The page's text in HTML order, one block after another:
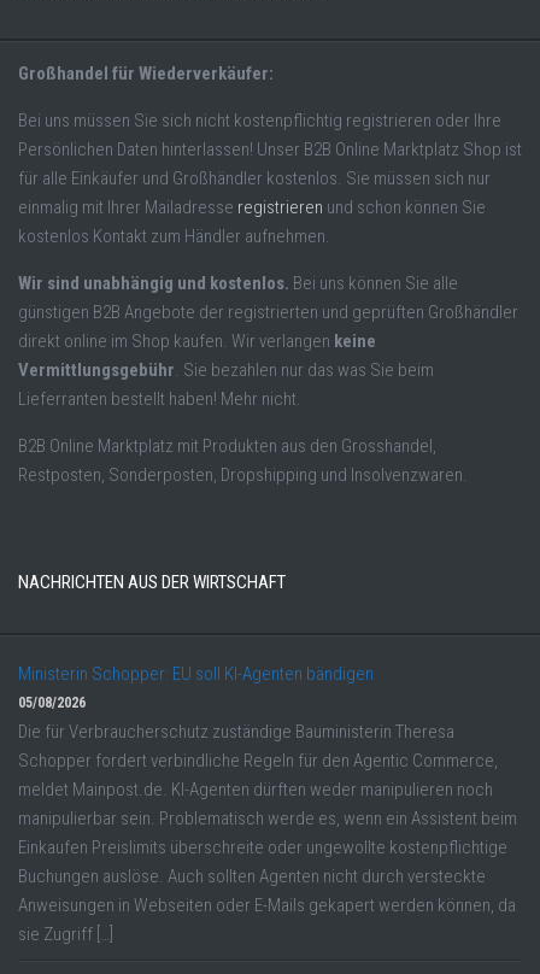
Großhandel für Wiederverkäufer:
Bei uns müssen Sie sich nicht kostenpflichtig registrieren oder Ihre
Persönlichen Daten hinterlassen! Unser B2B Online Marktplatz Shop ist
für alle Einkäufer und Großhändler kostenlos. Sie müssen sich nur
einmalig mit Ihrer Mailadresse registrieren und schon können Sie
kostenlos Kontakt zum Händler aufnehmen.
Wir sind unabhängig und kostenlos. Bei uns können Sie alle
günstigen B2B Angebote der registrierten und geprüften Großhändler
direkt online im Shop kaufen. Wir verlangen keine
Vermittlungsgebühr. Sie bezahlen nur das was Sie beim
Lieferranten bestellt haben! Mehr nicht.
B2B Online Marktplatz mit Produkten aus den Grosshandel,
Restposten, Sonderposten, Dropshipping und Insolvenzwaren.
NACHRICHTEN AUS DER WIRTSCHAFT
Ministerin Schopper: EU soll KI-Agenten bändigen
05/08/2026
Die für Verbraucherschutz zuständige Bauministerin Theresa
Schopper fordert verbindliche Regeln für den Agentic Commerce,
meldet Mainpost.de. KI-Agenten dürften weder manipulieren noch
manipulierbar sein. Problematisch werde es, wenn ein Assistent beim
Einkaufen Preislimits überschreite oder ungewollte kostenpflichtige
Buchungen auslöse. Auch sollten Agenten nicht durch versteckte
Anweisungen in Webseiten oder E-Mails gekapert werden können, da
sie Zugriff […]